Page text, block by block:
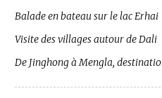
Balade en bateau sur le lac Erhai
Visite des villages autour de Dali
De Jinghong à Mengla,